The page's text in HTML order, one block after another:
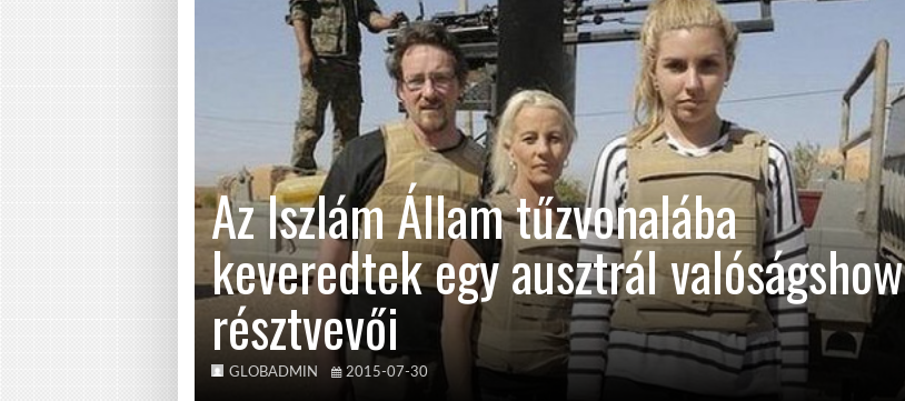
Az Iszlám Állam tűzvonalába
keveredtek egy ausztrál valóságshow
résztvevői
GLOBADMIN 2015-07-30